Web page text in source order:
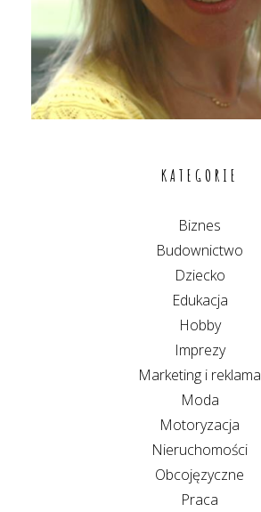
KATEGORIE
Biznes
Budownictwo
Dziecko
Edukacja
Hobby
Imprezy
Marketing i reklama
Moda
Motoryzacja
Nieruchomości
Obcojęzyczne
Praca